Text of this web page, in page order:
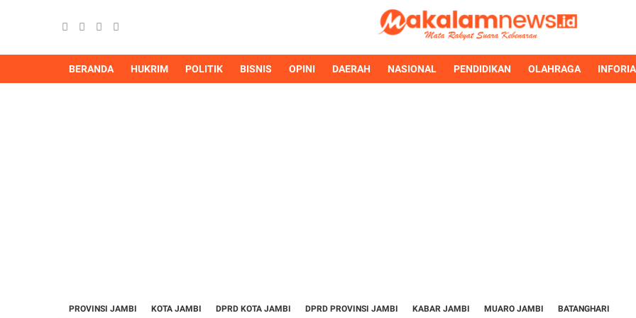
BERANDA HUKRIM POLITIK BISNIS OPINI DAERAH NASIONAL PENDIDIKAN OLAHRAGA
PROVINSI JAMBI KOTA JAMBI DPRD KOTA JAMBI DPRD PROVINSI JAMBI KABAR JAMBI MUARO JAMBI BATANGHARI